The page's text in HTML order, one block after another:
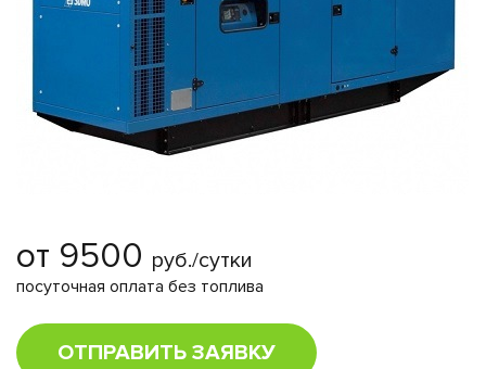
от 9500 руб./сутки
посуточная оплата без топлива
ОТПРАВИТЬ ЗАЯВКУ